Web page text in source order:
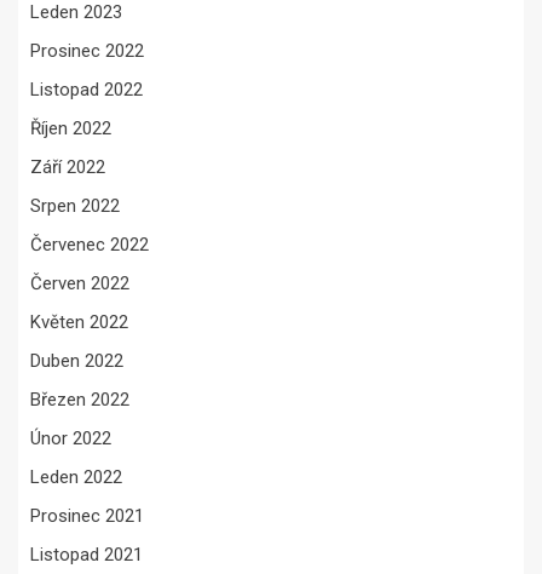
Leden 2023
Prosinec 2022
Listopad 2022
Říjen 2022
Září 2022
Srpen 2022
Červenec 2022
Červen 2022
Květen 2022
Duben 2022
Březen 2022
Únor 2022
Leden 2022
Prosinec 2021
Listopad 2021